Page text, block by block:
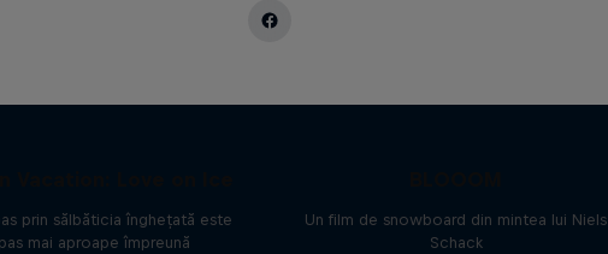
prin sălbăticia înghețată este
mai aproape împreună
Un film de snowboard din mintea lui Niels
Schack